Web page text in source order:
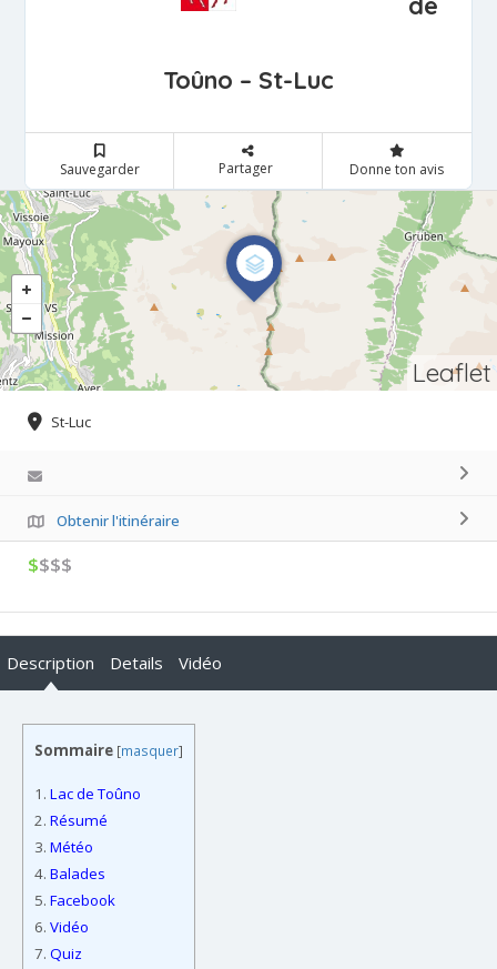
Toûno – St-Luc
Sauvegarder Partager Donne ton avis
Leaflet
St-Luc
Obtenir l'itinéraire
$$$$
Description Details Vidéo
Sommaire [masquer]
1. Lac de Toûno
2. Résumé
3. Météo
4. Balades
5. Facebook
6. Vidéo
7. Quiz